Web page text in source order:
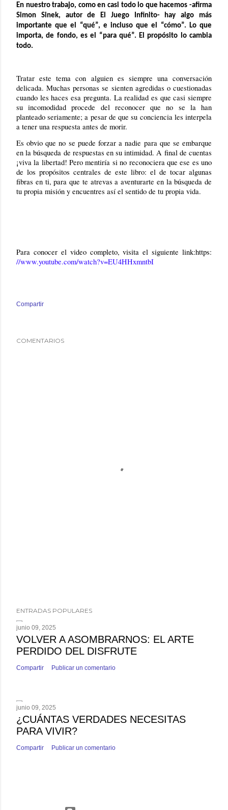
En nuestro trabajo, como en casi todo lo que hacemos -afirma
Simon Sinek, autor de El Juego Infinito- hay algo más
importante que el “qué”, e incluso que el “cómo”. Lo que
importa, de fondo, es el “para qué”. El propósito lo cambia
todo.
Tratar este tema con alguien es siempre una conversación
delicada. Muchas personas se sienten agredidas o cuestionadas
cuando les haces esa pregunta. La realidad es que casi siempre
su incomodidad procede del reconocer que no se la han
planteado seriamente; a pesar de que su conciencia les interpela
a tener una respuesta antes de morir.
Es obvio que no se puede forzar a nadie para que se embarque
en la búsqueda de respuestas en su intimidad. A final de cuentas
¡viva la libertad! Pero mentiría si no reconociera que ese es uno
de los propósitos centrales de este libro: el de tocar algunas
fibras en ti, para que te atrevas a aventurarte en la búsqueda de
tu propia misión y encuentres así el sentido de tu propia vida.
Para conocer el video completo, visita el siguiente link:https:
//www.youtube.com/watch?v=EU4HHxmntbI
Compartir
COMENTARIOS
ENTRADAS POPULARES
junio 09, 2025
VOLVER A ASOMBRARNOS: EL ARTE
PERDIDO DEL DISFRUTE
Compartir Publicar un comentario
junio 09, 2025
¿CUÁNTAS VERDADES NECESITAS
PARA VIVIR?
Compartir Publicar un comentario